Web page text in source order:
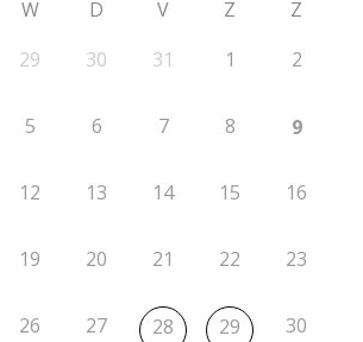
W D V Z
Z
29 30 31 1 2
5 6 7 8 9
12 13 14 15 16
19 20 21 22 23
26 27 28 29 30